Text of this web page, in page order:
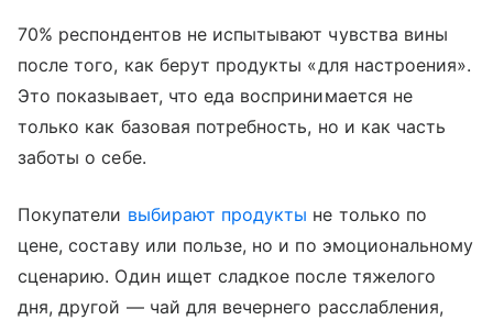
70% респондентов не испытывают чувства вины
после того, как берут продукты «для настроения».
Это показывает, что еда воспринимается не
только как базовая потребность, но и как часть
заботы о себе.
Покупатели выбирают продукты не только по
цене, составу или пользе, но и по эмоциональному
сценарию. Один ищет сладкое после тяжелого
дня, другой — чай для вечернего расслабления,